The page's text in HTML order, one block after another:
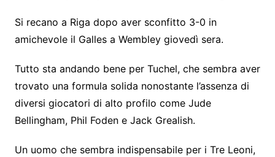
Si recano a Riga dopo aver sconfitto 3-0 in
amichevole il Galles a Wembley giovedì sera.
Tutto sta andando bene per Tuchel, che sembra aver
trovato una formula solida nonostante l’assenza di
diversi giocatori di alto profilo come Jude
Bellingham, Phil Foden e Jack Grealish.
Un uomo che sembra indispensabile per i Tre Leoni,